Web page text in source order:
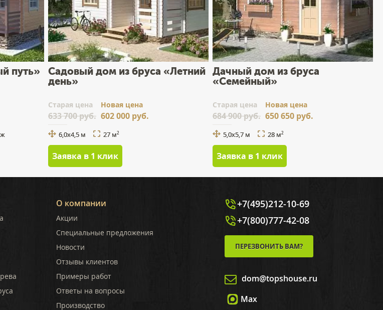
путь»
Садовый дом из бруса «Летний
день»
Cтарая цена
633 700 руб.
Новая цена
602 000 руб.
6,0х4,5 м 27 м2
Заявка в 1 клик
Дачный дом из бруса
«Семейный»
Cтарая цена
684 900 руб.
Новая цена
650 650 руб.
5,0х5,7 м 28 м2
Заявка в 1 клик
О компании
Акции
Специальные предложения
Новости
Отзывы клиентов
Примеры работ
Ответы на вопросы
Производство
+7(495)212-10-69
+7(800)777-42-08
ПЕРЕЗВОНИТЬ ВАМ?
dom@topshouse.ru
Max